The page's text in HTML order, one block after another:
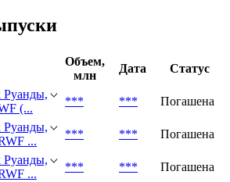
Объем,
млн
Дата
Статус
Руанды,
(...
*** ***
Погашена
Руанды,
...
*** ***
Погашена
Руанды,
...
*** ***
Погашена